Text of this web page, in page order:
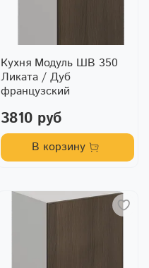
Кухня Модуль ШВ 350
Ликата / Дуб
французский
3810 руб
В корзину